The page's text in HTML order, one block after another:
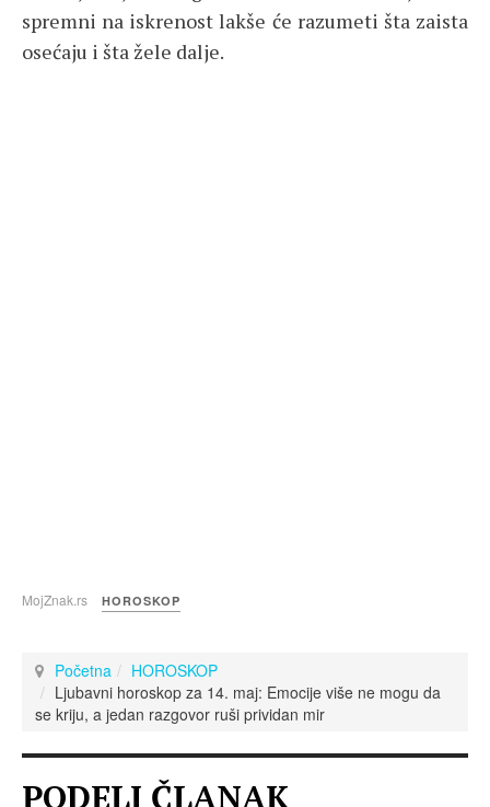
spremni na iskrenost lakše će razumeti šta zaista
osećaju i šta žele dalje.
MojZnak.rs HOROSKOP
Početna
HOROSKOP
Ljubavni horoskop za 14. maj: Emocije više ne mogu da
se kriju, a jedan razgovor ruši prividan mir
PODELI ČLANAK